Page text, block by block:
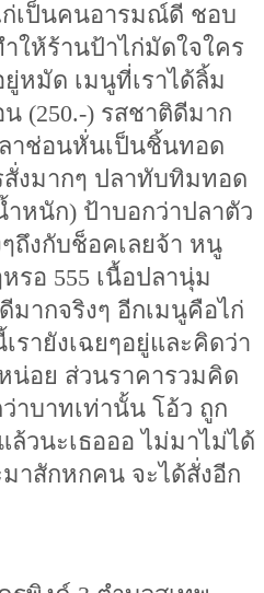
เป็นคนอารมณ์ดี ชอบ
ให้ร้านป้าไก่มัดใจใคร
หมัด เมนูที่เราได้ลิ้ม
(250.-) รสชาติดีมาก
าช่อนหั่นเป็นชิ้นทอด
งมากๆ ปลาทับทิมทอด
หนัก) ป้าบอกว่าปลาตัว
ถึงกับช็อคเลยจ้า หนู
รอ 555 เนื้อปลานุ่ม
ากจริงๆ อีกเมนูคือไก่
รายังเฉยๆอยู่และคิดว่า
น่อย ส่วนราคารวมคิด
าบาทเท่านั้น โอ้ว ถูก
ล้วนะเธอออ ไม่มาไม่ได้
าสักหกคน จะได้สั่งอีก